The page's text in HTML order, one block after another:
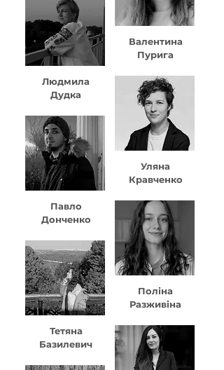
Людмила
Дудка
Павло
Донченко
Тетяна
Базилевич
Валентина
Пурига
Уляна
Кравченко
Поліна
Разживіна